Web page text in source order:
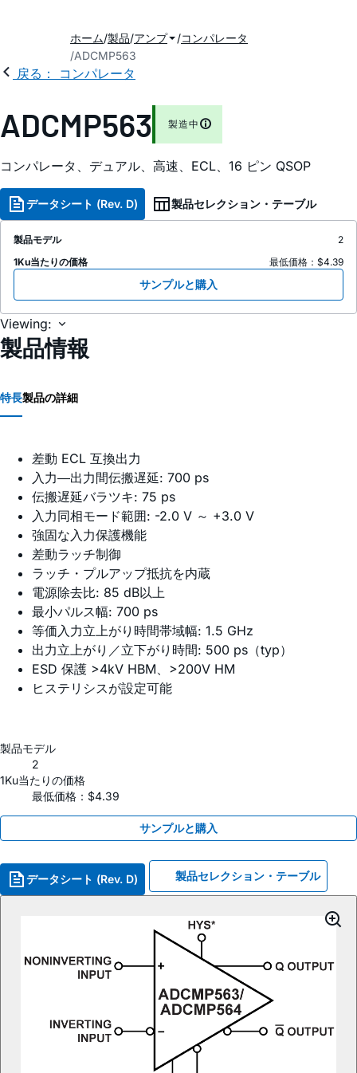
ホーム 製品 アンプ
コンパレータ
ADCMP563
戻る： コンパレータ
ADCMP563 製造中
コンパレータ、デュアル、高速、ECL、16 ピン QSOP
データシート (Rev. D) 製品セレクション・テーブル
製品モデル
2
1Ku当たりの価格
最低価格：$4.39
サンプルと購入
Viewing:
製品情報
特長製品の詳細
差動 ECL 互換出力
入力―出力間伝搬遅延: 700 ps
伝搬遅延バラツキ: 75 ps
入力同相モード範囲: -2.0 V ～ +3.0 V
強固な入力保護機能
差動ラッチ制御
ラッチ・プルアップ抵抗を内蔵
電源除去比: 85 dB以上
最小パルス幅: 700 ps
等価入力立上がり時間帯域幅: 1.5 GHz
出力立上がり／立下がり時間: 500 ps（typ）
ESD 保護 >4kV HBM、>200V HM
ヒステリシスが設定可能
製品モデル
2
1Ku当たりの価格
最低価格：$4.39
サンプルと購入
データシート (Rev. D) 製品セレクション・テーブル